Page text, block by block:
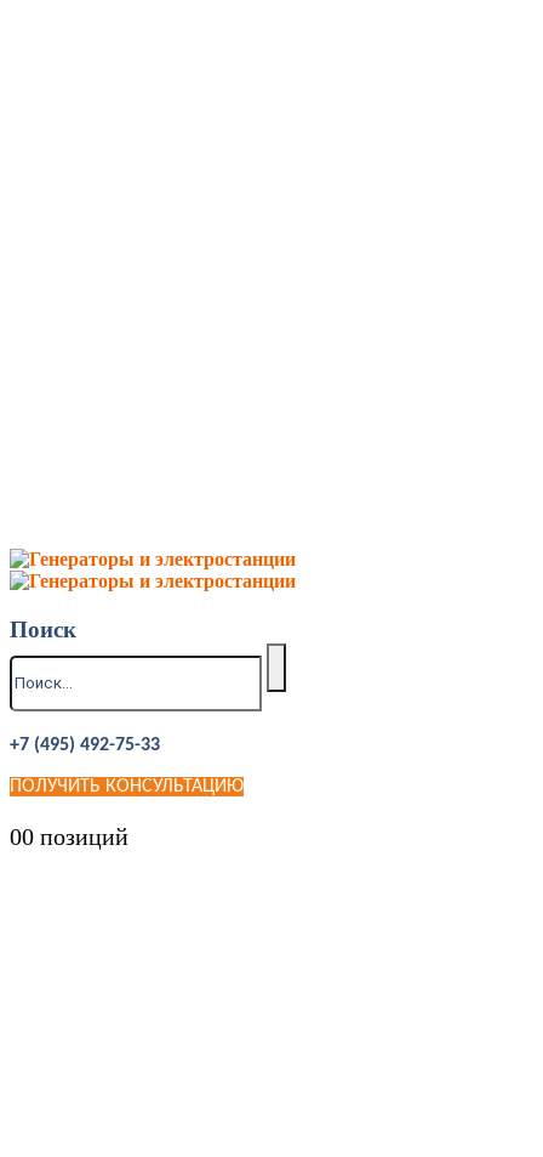
Поиск
+7 (495) 492-75-33
ПОЛУЧИТЬ КОНСУЛЬТАЦИЮ
00 позиций